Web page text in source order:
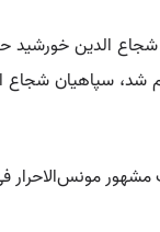
الدین خورشید
شد، سپاهیان